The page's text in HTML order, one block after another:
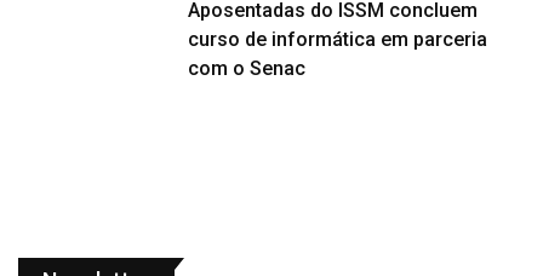
Aposentadas do ISSM concluem
curso de informática em parceria
com o Senac